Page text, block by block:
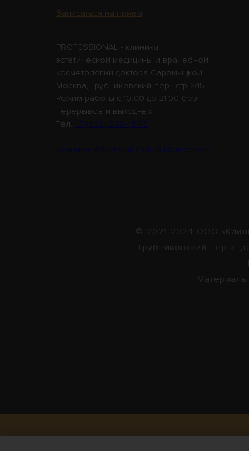
Записаться на приём
PROFESSIONAL - клиника
эстетической медицины и врачебной
косметологии доктора Саромыцкой
Москва, Трубниковский пер., стр 8/15
Режим работы с 10:00 до 21:00 без
перерывов и выходных.
Tел. +7 (499) 938-45-75
Клиника PROFESSIONAL в Волгограде
© 2021-2024 ООО
Трубниковский пер-к,